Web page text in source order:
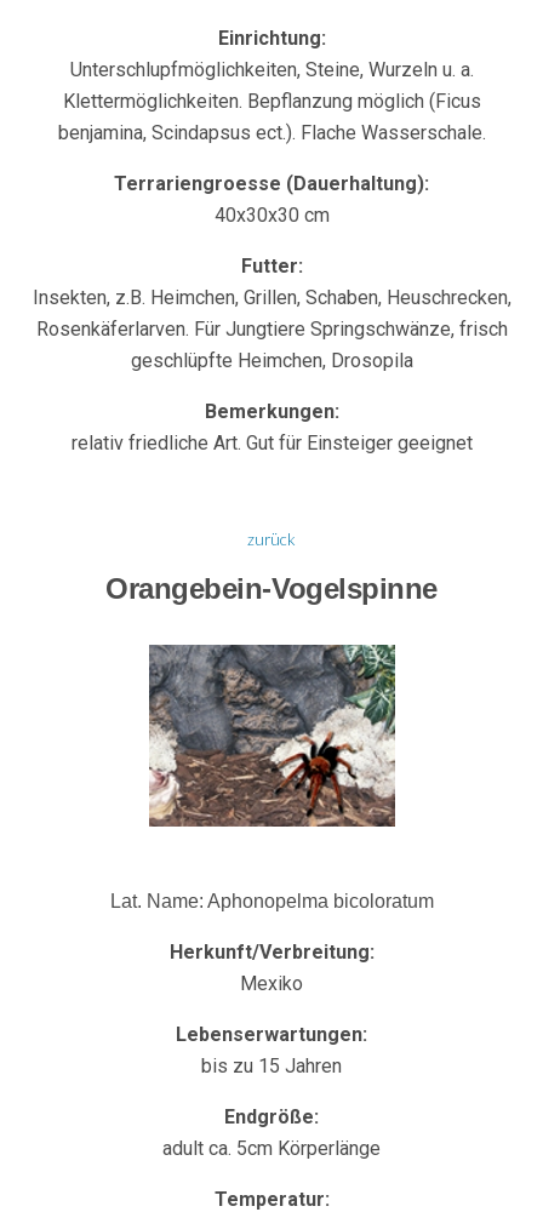
Einrichtung:
Unterschlupfmöglichkeiten, Steine, Wurzeln u. a.
Klettermöglichkeiten. Bepflanzung möglich (Ficus
benjamina, Scindapsus ect.). Flache Wasserschale.
Terrariengroesse (Dauerhaltung):
40x30x30 cm
Futter:
Insekten, z.B. Heimchen, Grillen, Schaben, Heuschrecken,
Rosenkäferlarven. Für Jungtiere Springschwänze, frisch
geschlüpfte Heimchen, Drosopila
Bemerkungen:
relativ friedliche Art. Gut für Einsteiger geeignet
zurück
Orangebein-Vogelspinne
Lat. Name: Aphonopelma bicoloratum
Herkunft/Verbreitung:
Mexiko
Lebenserwartungen:
bis zu 15 Jahren
Endgröße:
adult ca. 5cm Körperlänge
Temperatur: